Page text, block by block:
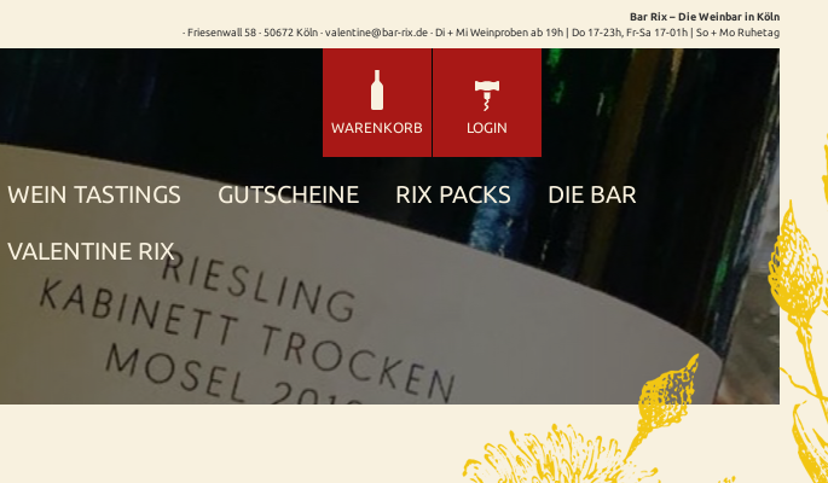
Bar Rix – Die Weinbar in Köln
· Friesenwall 58 · 50672 Köln · valentine@bar-rix.de · Di + Mi Weinproben ab 19h | Do 17-23h, Fr-Sa 17-01h | So + Mo Ruhetag
WARENKORB LOGIN
WEIN TASTINGS GUTSCHEINE RIX PACKS DIE BAR
VALENTINE RIX